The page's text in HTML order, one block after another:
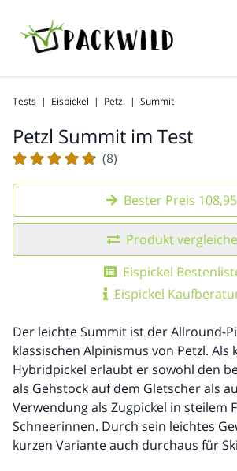
Tests | Eispickel | Petzl | Summit
Petzl Summit im Test
(8)
Bester Preis
Produkt
Eispickel
Eispickel
Der leichte Summit ist der Allround-
klassischen Alpinismus von Petzl. Als
Hybridpickel erlaubt er sowohl den
als Gehstock auf dem Gletscher als
Verwendung als Zugpickel in steilem
Schneerinnen. Durch sein leichtes
kurzen Variante auch durchaus für